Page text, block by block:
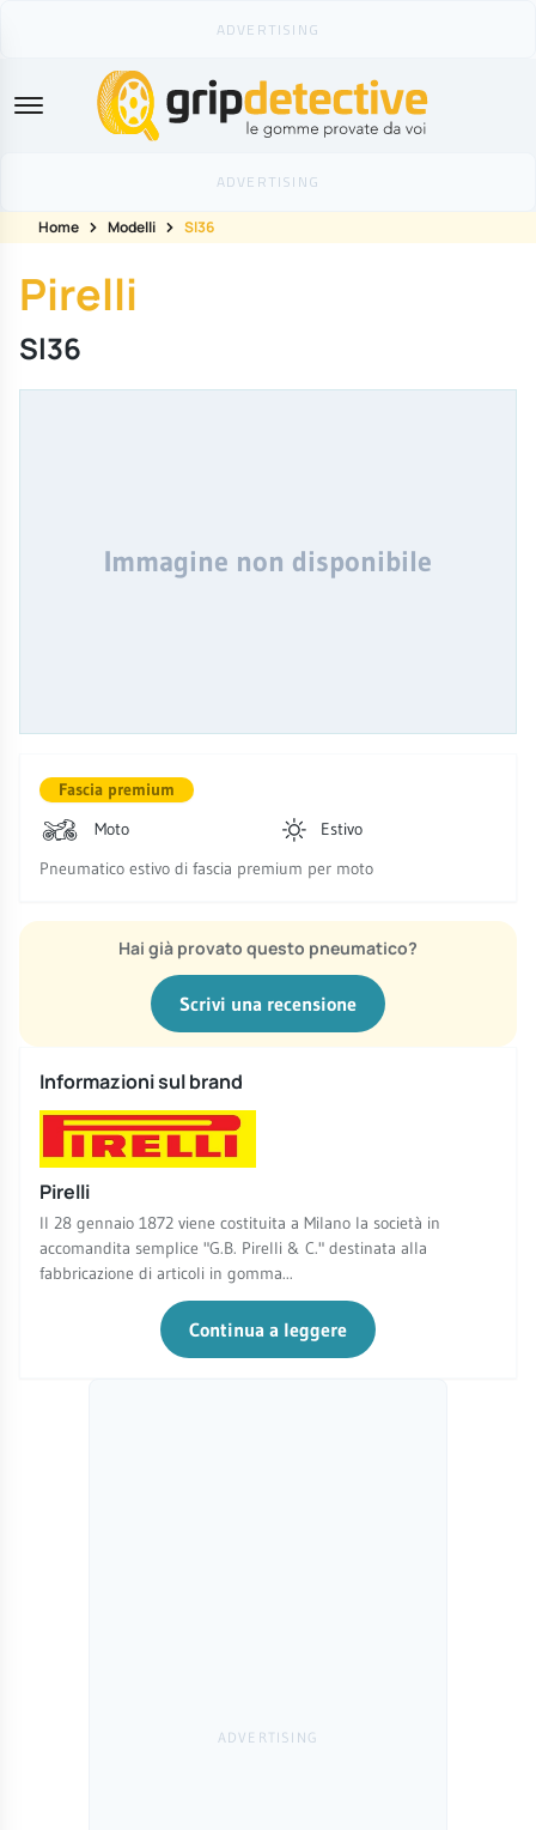
GripDetective
Home Modelli Sl36
Pirelli
Sl36
Immagine non disponibile
Fascia premium
Moto
Estivo
Pneumatico estivo di fascia premium per moto
Hai già provato questo pneumatico?
Scrivi una recensione
Informazioni sul brand
Pirelli
Il 28 gennaio 1872 viene costituita a Milano la società in
accomandita semplice "G.B. Pirelli & C." destinata alla
fabbricazione di articoli in gomma...
Continua a leggere